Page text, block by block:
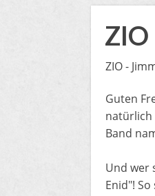
ZIO
ZIO -
Guten
natürlich
Band
Und wer
Enid"!